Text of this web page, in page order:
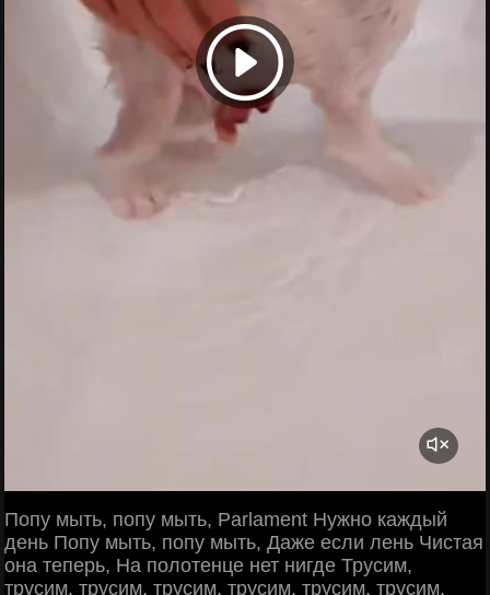
Попу мыть, попу мыть, Parlament Нужно каждый
день Попу мыть, попу мыть, Даже если лень Чистая
она теперь, На полотенце нет нигде Трусим,
трусим, трусим, трусим, трусим, трусим, трусим,